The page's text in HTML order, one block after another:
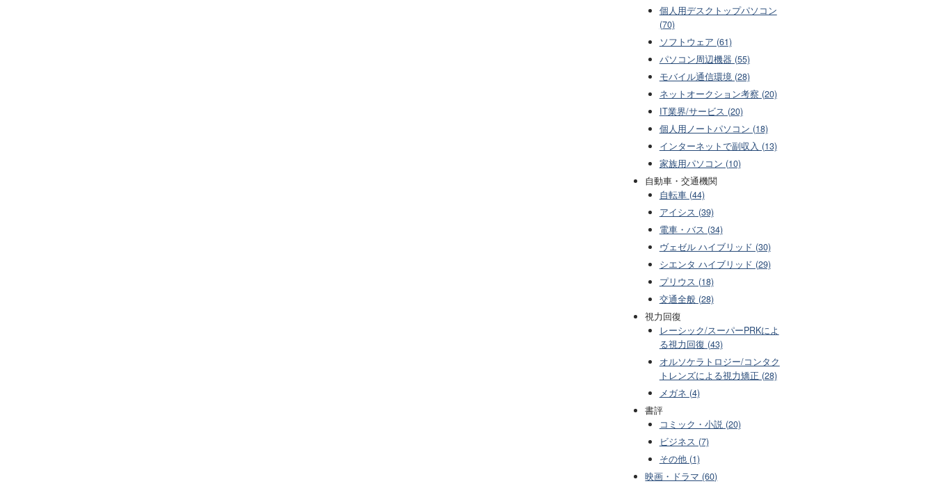
個人用デスクトップパソコン
(70)
ソフトウェア (61)
パソコン周辺機器 (55)
モバイル通信環境 (28)
ネットオークション考察 (20)
IT業界/サービス (20)
個人用ノートパソコン (18)
インターネットで副収入 (13)
家族用パソコン (10)
自動車・交通機関
自転車 (44)
アイシス (39)
電車・バス (34)
ヴェゼル ハイブリッド (30)
シエンタ ハイブリッド (29)
プリウス (18)
交通全般 (28)
視力回復
レーシック/スーパーPRKによ
る視力回復 (43)
オルソケラトロジー/コンタク
トレンズによる視力矯正 (28)
メガネ (4)
書評
コミック・小説 (20)
ビジネス (7)
その他 (1)
映画・ドラマ (60)